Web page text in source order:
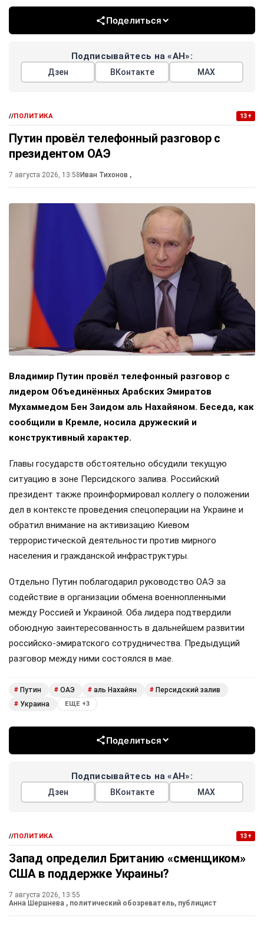
Поделиться
Подписывайтесь на «АН»:
Дзен ВКонтакте МАХ
//ПОЛИТИКА 13+
Путин провёл телефонный разговор с
президентом ОАЭ
7 августа 2026, 13:58 Иван Тихонов ,
Владимир Путин провёл телефонный разговор с
лидером Объединённых Арабских Эмиратов
Мухаммедом Бен Заидом аль Нахайяном. Беседа, как
сообщили в Кремле, носила дружеский и
конструктивный характер.
Главы государств обстоятельно обсудили текущую
ситуацию в зоне Персидского залива. Российский
президент также проинформировал коллегу о положении
дел в контексте проведения спецоперации на Украине и
обратил внимание на активизацию Киевом
террористической деятельности против мирного
населения и гражданской инфраструктуры.
Отдельно Путин поблагодарил руководство ОАЭ за
содействие в организации обмена военнопленными
между Россией и Украиной. Оба лидера подтвердили
обоюдную заинтересованность в дальнейшем развитии
российско-эмиратского сотрудничества. Предыдущий
разговор между ними состоялся в мае.
# Путин # ОАЭ # аль Нахайян # Персидский залив
# Украина ЕЩЕ +3
Поделиться
Подписывайтесь на «АН»:
Дзен ВКонтакте МАХ
//ПОЛИТИКА 13+
Запад определил Британию «сменщиком»
США в поддержке Украины?
7 августа 2026, 13:55
Анна Шершнева , политический обозреватель, публицист